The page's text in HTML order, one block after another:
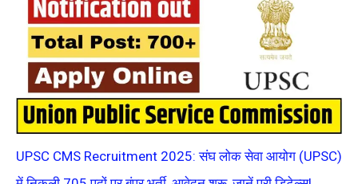
UPSC CMS Recruitment 2025: संघ लोक सेवा आयोग (UPSC)